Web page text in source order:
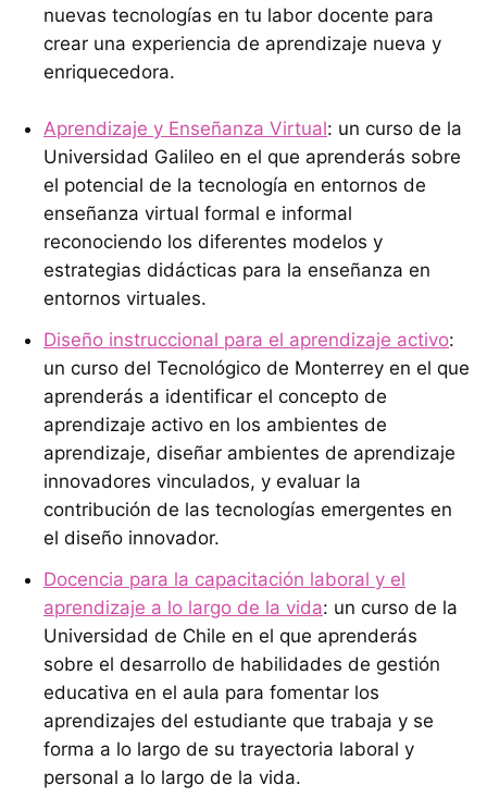
nuevas tecnologías en tu labor docente para
crear una experiencia de aprendizaje nueva y
enriquecedora.
Aprendizaje y Enseñanza Virtual: un curso de la
Universidad Galileo en el que aprenderás sobre
el potencial de la tecnología en entornos de
enseñanza virtual formal e informal
reconociendo los diferentes modelos y
estrategias didácticas para la enseñanza en
entornos virtuales.
Diseño instruccional para el aprendizaje activo:
un curso del Tecnológico de Monterrey en el que
aprenderás a identificar el concepto de
aprendizaje activo en los ambientes de
aprendizaje, diseñar ambientes de aprendizaje
innovadores vinculados, y evaluar la
contribución de las tecnologías emergentes en
el diseño innovador.
Docencia para la capacitación laboral y el
aprendizaje a lo largo de la vida: un curso de la
Universidad de Chile en el que aprenderás
sobre el desarrollo de habilidades de gestión
educativa en el aula para fomentar los
aprendizajes del estudiante que trabaja y se
forma a lo largo de su trayectoria laboral y
personal a lo largo de la vida.